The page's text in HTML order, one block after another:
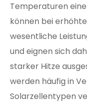
Temperaturen
können bei
wesentliche
und eignen sich
starker Hitze
werden häufig in
Solarzellentypen